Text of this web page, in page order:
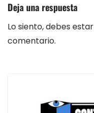
Deja una respuesta
Lo siento, debes estar
comentario.